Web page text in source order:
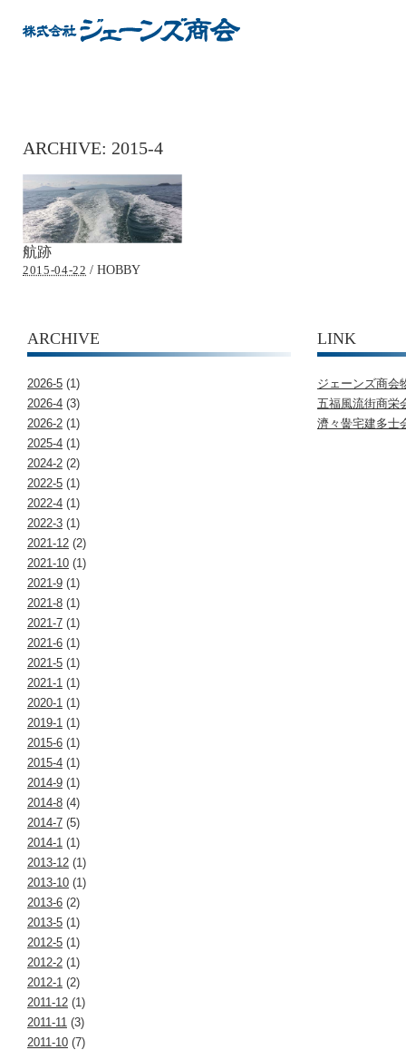
ARCHIVE: 2015-4
航跡
2015-04-22 /HOBBY
ARCHIVE
2026-5 (1)
2026-4 (3)
2026-2 (1)
2025-4 (1)
2024-2 (2)
2022-5 (1)
2022-4 (1)
2022-3 (1)
2021-12 (2)
2021-10 (1)
2021-9 (1)
2021-8 (1)
2021-7 (1)
2021-6 (1)
2021-5 (1)
2021-1 (1)
2020-1 (1)
2019-1 (1)
2015-6 (1)
2015-4 (1)
2014-9 (1)
2014-8 (4)
2014-7 (5)
2014-1 (1)
2013-12 (1)
2013-10 (1)
2013-6 (2)
2013-5 (1)
2012-5 (1)
2012-2 (1)
2012-1 (2)
2011-12 (1)
2011-11 (3)
2011-10 (7)
LINK
ジェーンズ商会
五福風流街商栄
濟々黌宅建多士